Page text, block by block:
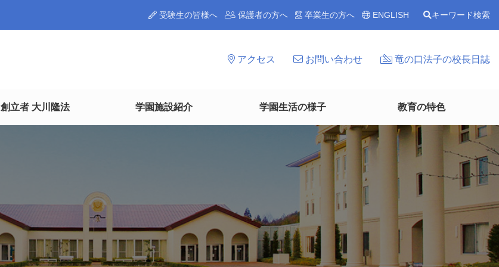
受験生の皆様へ 保護者の方へ 卒業生の方へ ENGLISH キーワード検索
アクセス お問い合わせ 竜の口法子の校長日誌
創立者 大川隆法 学園施設紹介 学園生活の様子 教育の特色